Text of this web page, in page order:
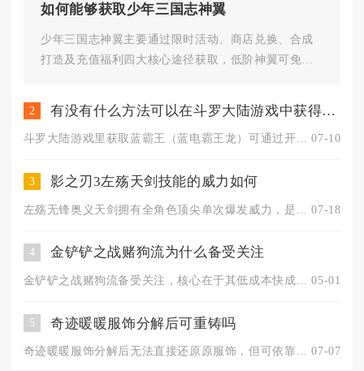
如何能够获取少年三国志神翼
少年三国志神翼主要通过限时活动、商店兑换、合成
打造及充值福利四大核心途径获取，低阶神翼可免费
2 有没有什么方法可以在斗罗大陆游戏中获得蓝霸王
斗罗大陆游戏里获取蓝霸王（蓝电霸王龙）可通过开局武魂定向觉醒... 07-10
3 影之刃3左殇天剑技能的威力如何
07-18
4 金铲铲之战赌狗流为什么备受关注
05-01
5 奇迹暖暖服饰分解后可重铸吗
07-07